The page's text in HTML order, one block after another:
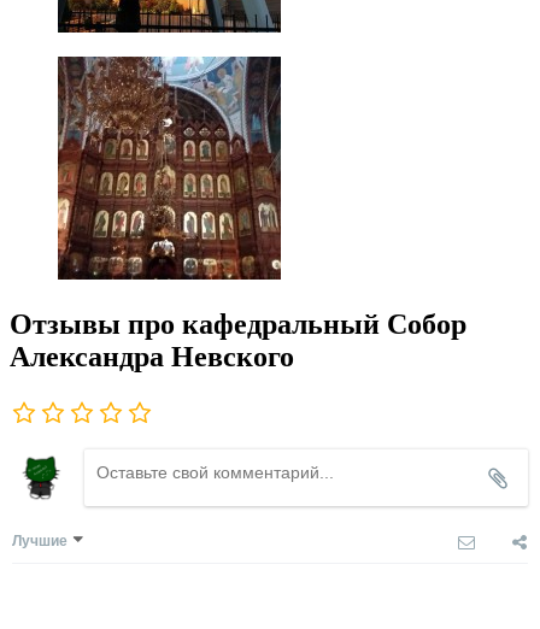
Отзывы про кафедральный Собор
Александра Невского
Лучшие